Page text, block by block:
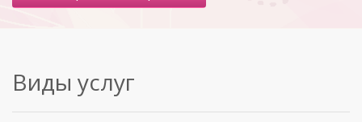
Виды услуг